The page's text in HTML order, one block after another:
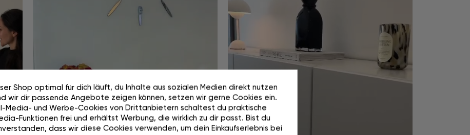
Shop optimal für dich läuft, du Inhalte aus sozialen Medien direkt nutzen
wir dir passende Angebote zeigen können, setzen wir gerne Cookies ein.
Media- und Werbe-Cookies von Drittanbietern schaltest du praktische
Funktionen frei und erhältst Werbung, die wirklich zu dir passt. Bist du
dass wir diese Cookies verwenden, um dein Einkaufserlebnis bei